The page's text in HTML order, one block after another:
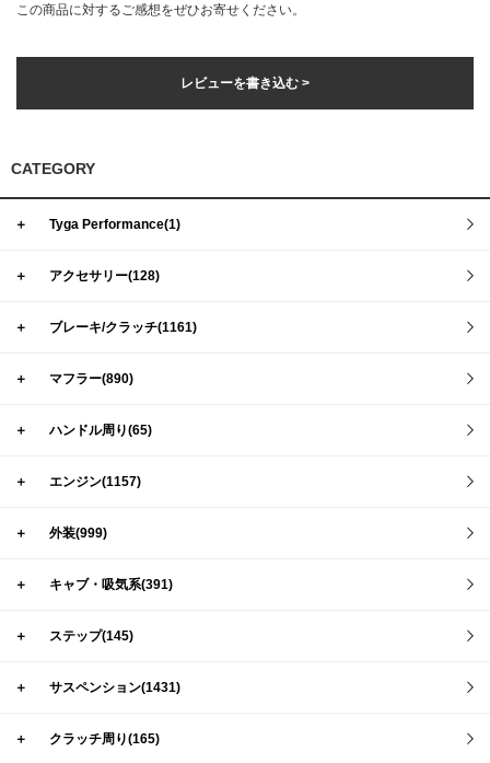
この商品に対するご感想をぜひお寄せください。
レビューを書き込む >
CATEGORY
＋ Tyga Performance(1)
＋ アクセサリー(128)
＋ ブレーキ/クラッチ(1161)
＋ マフラー(890)
＋ ハンドル周り(65)
＋ エンジン(1157)
＋ 外装(999)
＋ キャブ・吸気系(391)
＋ ステップ(145)
＋ サスペンション(1431)
＋ クラッチ周り(165)